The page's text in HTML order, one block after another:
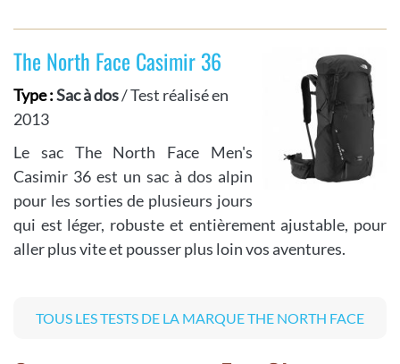
The North Face Casimir 36
Type :Sac à dos/ Test réalisé en
2013
Le sac The North Face Men's
Casimir 36 est un sac à dos alpin
pour les sorties de plusieurs jours
qui est léger, robuste et entièrement ajustable, pour
aller plus vite et pousser plus loin vos aventures.
TOUS LES TESTS DE LA MARQUE THE NORTH FACE